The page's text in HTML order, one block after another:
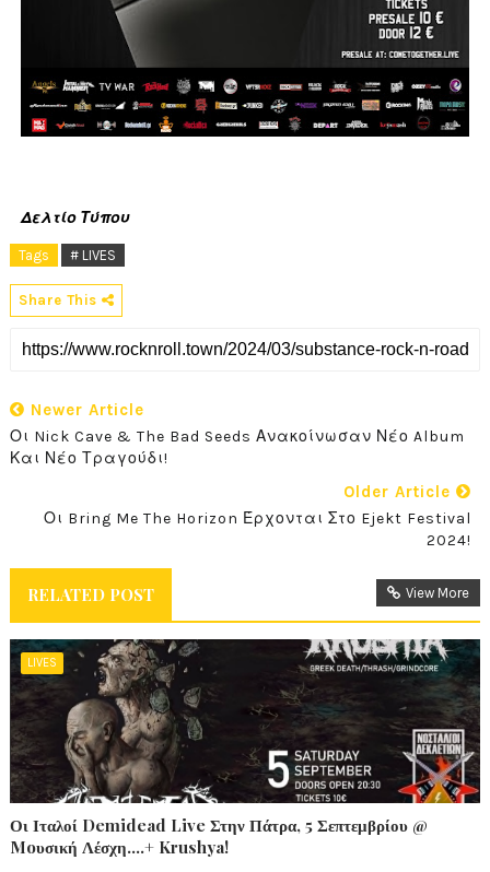
Δελτίο Τύπου
Tags # LIVES
Share This
Newer Article
Οι Nick Cave & The Bad Seeds Ανακοίνωσαν Νέο Album
Και Νέο Τραγούδι!
Older Article
Οι Bring Me The Horizon Έρχονται Στο Ejekt Festival
2024!
RELATED POST View More
LIVES
Οι Ιταλοί Demidead Live Στην Πάτρα, 5 Σεπτεμβρίου @
Moυσική Λέσχη….+ Krushya!